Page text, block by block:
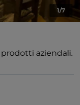
1/7
aziendali.